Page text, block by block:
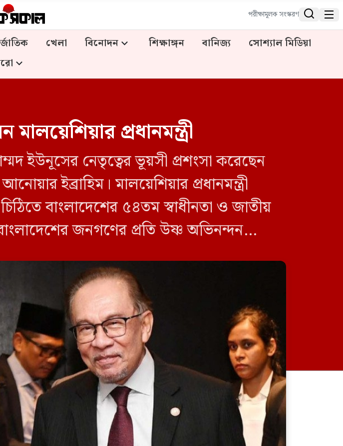
পরীক্ষামূলক সংস্করণ  
খেলা বিনোদন শিক্ষাঙ্গন বানিজ্য
সোশ্যাল মিডিয়া
প্রধানমন্ত্রী
ইউনূসের নেতৃত্বের ভূয়সী প্রশংসা করেছেন
ইব্রাহিম। মালয়েশিয়ার প্রধানমন্ত্রী
বাংলাদেশের ৫৪তম স্বাধীনতা ও জাতীয়
জনগণের প্রতি উষ্ণ অভিনন্দন